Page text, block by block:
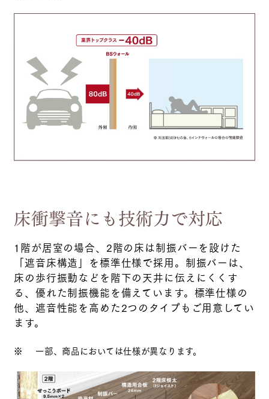
床衝撃音にも技術力で対応
1階が居室の場合、2階の床は制振バーを設けた
「遮音床構造」を標準仕様で採用。制振バーは、
床の歩行振動などを階下の天井に伝えにくくす
る、優れた制振機能を備えています。標準仕様の
他、遮音性能を高めた2つのタイプもご用意してい
ます。
※ 一部、商品においては仕様が異なります。